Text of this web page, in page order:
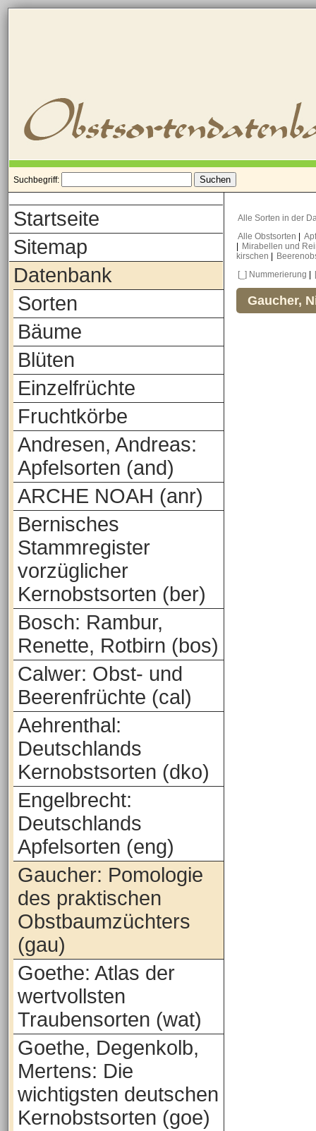
Suchbegriff:
Startseite
Sitemap
Datenbank
Sorten
Bäume
Blüten
Einzelfrüchte
Fruchtkörbe
Andresen, Andreas:
Apfelsorten (and)
ARCHE NOAH (anr)
Bernisches
Stammregister
vorzüglicher
Kernobstsorten (ber)
Bosch: Rambur,
Renette, Rotbirn (bos)
Calwer: Obst- und
Beerenfrüchte (cal)
Aehrenthal:
Deutschlands
Kernobstsorten (dko)
Engelbrecht:
Deutschlands
Apfelsorten (eng)
Gaucher: Pomologie
des praktischen
Obstbaumzüchters
(gau)
Goethe: Atlas der
wertvollsten
Traubensorten (wat)
Goethe, Degenkolb,
Mertens: Die
wichtigsten deutschen
Kernobstsorten (goe)
Alle Sorten in der
Alle Obstsorten
Mirabellen und
kirschen
[_] Nummerierung
Gaucher,